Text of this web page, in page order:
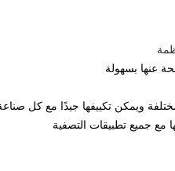
ويمكن تكييفها جيدًا مع كل